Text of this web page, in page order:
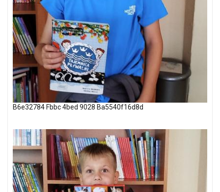
B6e32784 Fbbc 4bed 9028 Ba5540f16d8d